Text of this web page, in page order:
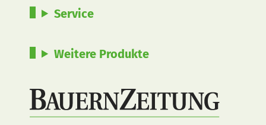
Service
Weitere Produkte